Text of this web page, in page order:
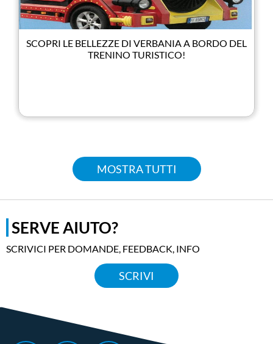
SCOPRI LE BELLEZZE DI VERBANIA A BORDO DEL
TRENINO TURISTICO!
MOSTRA TUTTI
SERVE AIUTO?
SCRIVICI PER DOMANDE, FEEDBACK, INFO
SCRIVI